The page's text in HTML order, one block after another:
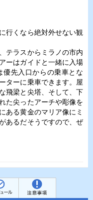
行くなら絶対外せない観
テラスからミラノの市内
ーはガイドと一緒に入場
先入口からの乗車とな
ターに乗車できます。屋
飛梁と尖塔、そして、下
た尖ったアーチや彫像を
ある黄金のマリア像にミ
あるだそうですので、ぜ